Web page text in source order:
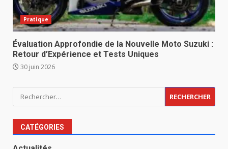
Pratique
Évaluation Approfondie de la Nouvelle Moto Suzuki :
Retour d’Expérience et Tests Uniques
30 juin 2026
Rechercher :
CATÉGORIES